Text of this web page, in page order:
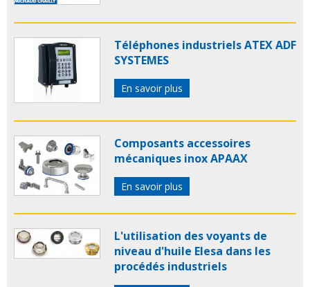
Téléphones industriels ATEX ADF
SYSTEMES
En savoir plus
Composants accessoires
mécaniques inox APAAX
En savoir plus
L'utilisation des voyants de
niveau d'huile Elesa dans les
procédés industriels